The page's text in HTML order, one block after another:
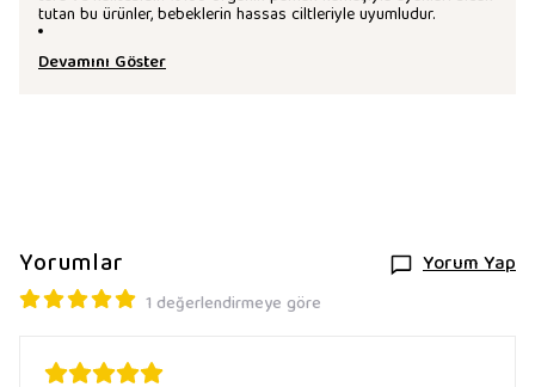
tutan bu ürünler, bebeklerin hassas ciltleriyle uyumludur.
Devamını Göster
Yorumlar Yorum Yap
1 değerlendirmeye göre